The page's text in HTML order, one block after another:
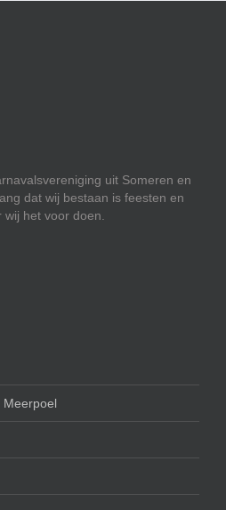
uit Someren en
dat wij bestaan is feesten en
wij het voor doen.
Meerpoel